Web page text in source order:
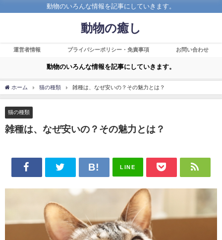
動物のいろんな情報を記事にしていきます。
動物の癒し
運営者情報 プライバシーポリシー・免責事項 お問い合わせ
動物のいろんな情報を記事にしていきます。
ホーム 猫の種類 雑種は、なぜ安いの？その魅力とは？
猫の種類
雑種は、なぜ安いの？その魅力とは？
LINE